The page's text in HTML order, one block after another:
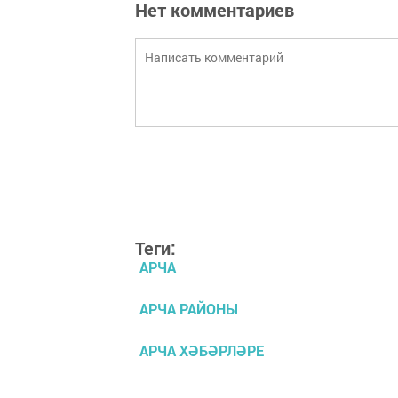
Нет комментариев
Теги:
АРЧА
АРЧА РАЙОНЫ
АРЧА ХӘБӘРЛӘРЕ